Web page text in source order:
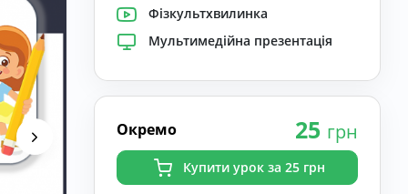
Фізкультхвилинка
Мультимедійна презентація
Окремо 25 грн
Купити урок за 25 грн